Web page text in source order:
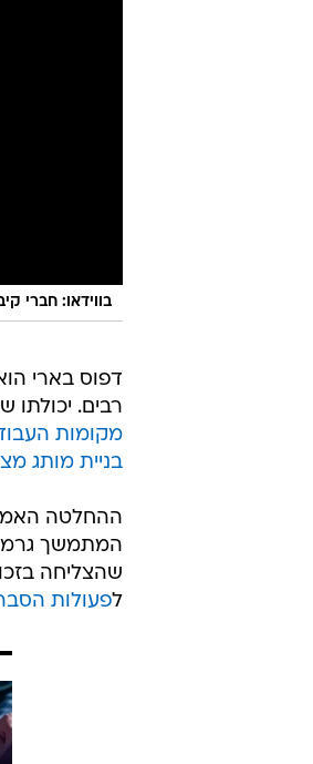
בווידאו: חברי
דפוס בארי
רבים.
מקומות
בניית מותג
ההחלטה
המתמשך גרמה
שהצליחה
לפעולות